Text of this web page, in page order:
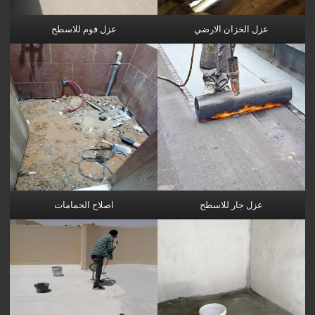
عزل الخزان الارضي عزل فوم للاسطح
عزل جار للاسطح اصلاح الحمامات